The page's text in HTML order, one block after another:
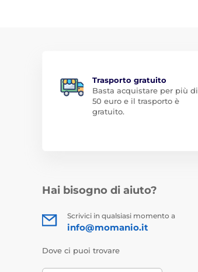
Trasporto gratuito
Basta acquistare per più di
50 euro e il trasporto è
gratuito.
Hai bisogno di aiuto?
Scrivici in qualsiasi momento a
info@momanio.it
Dove ci puoi trovare